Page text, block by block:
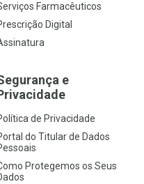
Farmacêuticos
Digital
e
de Privacidade
do Titular de Dados
Protegemos os Seus